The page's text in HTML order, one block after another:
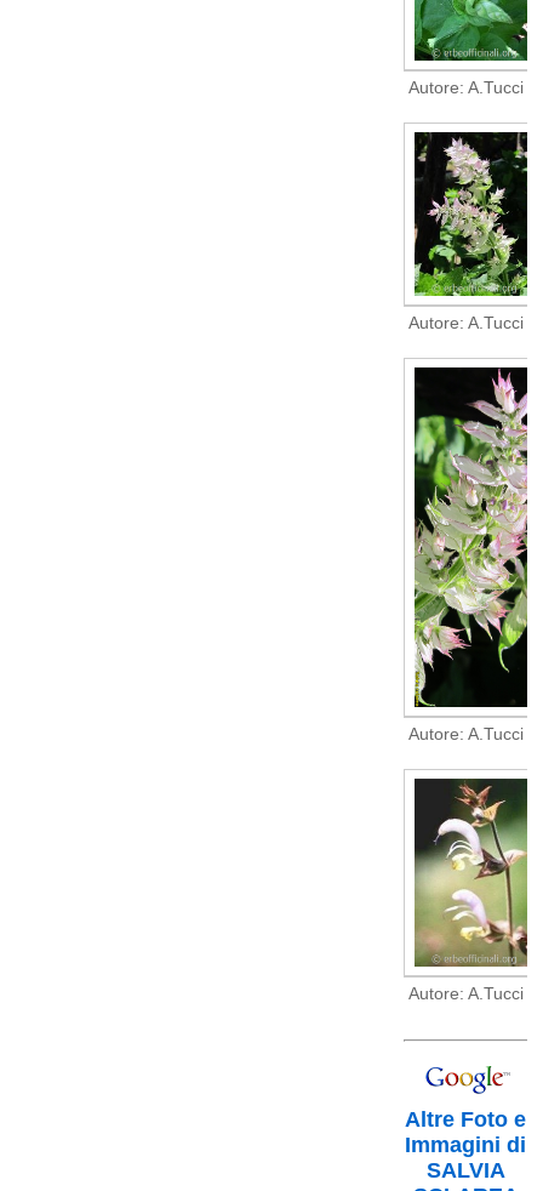
Autore: A.Tucci
Autore: A.Tucci
Autore: A.Tucci
Autore: A.Tucci
Altre Foto e
Immagini di
SALVIA